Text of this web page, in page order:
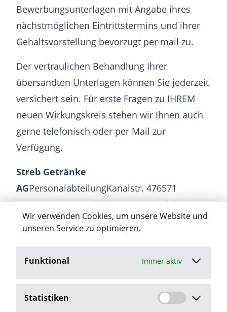
Wir verwenden Cookies, um unsere Website und
unseren Service zu optimieren.
Funktional Immer aktiv
Statistiken
Bewerbungsunterlagen mit Angabe ihres
nächstmöglichen Eintrittstermins und ihrer
Gehaltsvorstellung bevorzugt per mail zu.
Der vertraulichen Behandlung Ihrer
übersandten Unterlagen können Sie jederzeit
versichert sein. Für erste Fragen zu IHREM
neuen Wirkungskreis stehen wir Ihnen auch
gerne telefonisch oder per Mail zur
Verfügung.
Streb Getränke
AGPersonalabteilungKanalstr. 476571
GaggenauDeutschland personal (äd)streb-
getraenke(Punkt)de